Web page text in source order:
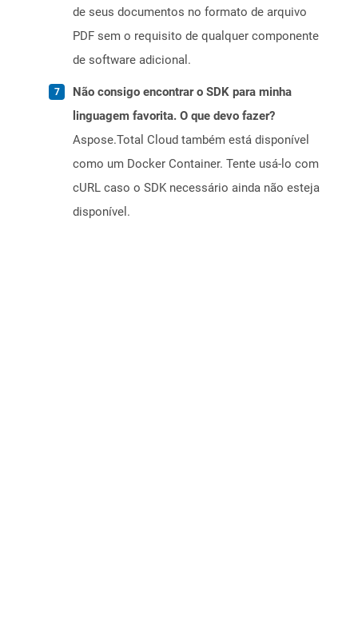
de seus documentos no formato de arquivo
PDF sem o requisito de qualquer componente
de software adicional.
Não consigo encontrar o SDK para minha
linguagem favorita. O que devo fazer?
Aspose.Total Cloud também está disponível
como um Docker Container. Tente usá-lo com
cURL caso o SDK necessário ainda não esteja
disponível.